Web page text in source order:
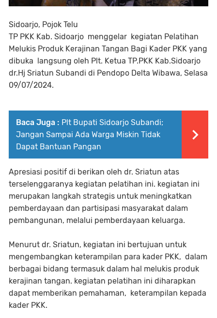
Sidoarjo, Pojok Telu
TP PKK Kab. Sidoarjo menggelar kegiatan Pelatihan
Melukis Produk Kerajinan Tangan Bagi Kader PKK yang
dibuka langsung oleh Plt. Ketua TP.PKK Kab.Sidoarjo
dr.Hj Sriatun Subandi di Pendopo Delta Wibawa, Selasa
09/07/2024.
Baca Juga : Plt Bupati Sidoarjo Subandi;
Jangan Sampai Ada Warga Miskin Tidak
Dapat Bantuan Pangan
Apresiasi positif di berikan oleh dr. Sriatun atas
terselenggaranya kegiatan pelatihan ini. kegiatan ini
merupakan langkah strategis untuk meningkatkan
pemberdayaan dan partisipasi masyarakat dalam
pembangunan, melalui pemberdayaan keluarga.
Menurut dr. Sriatun, kegiatan ini bertujuan untuk
mengembangkan keterampilan para kader PKK, dalam
berbagai bidang termasuk dalam hal melukis produk
kerajinan tangan. kegiatan pelatihan ini diharapkan
dapat memberikan pemahaman, keterampilan kepada
kader PKK.